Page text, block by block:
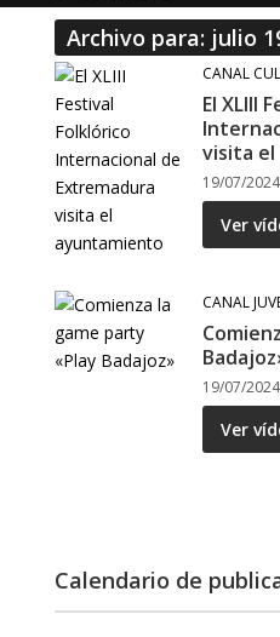
Archivo para: julio
CANAL
El XLIII
visita
19/07/2024
Ver
CANAL
19/07/2024
Ver
Calendario de